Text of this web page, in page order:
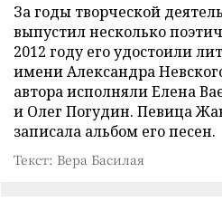
За годы творческой
выпустил несколько
2012 году его удостоили
имени Александра
автора исполняли Елена
и Олег Погудин. Певица
записала альбом его песен.
Текст: Вера Басилая